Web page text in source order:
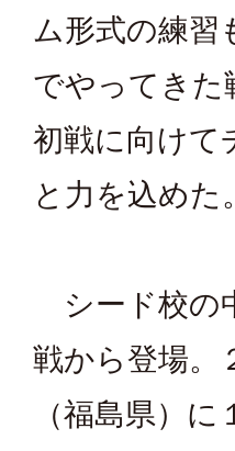
ム形式の練習
でやってきた
初戦に向けて
と力を込めた。
シード校の
戦から登場。
（福島県）